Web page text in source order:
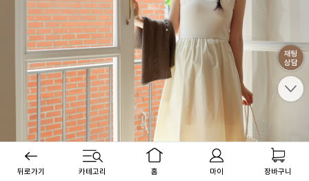
뒤로가기 카테고리 홈 마이 장바구니